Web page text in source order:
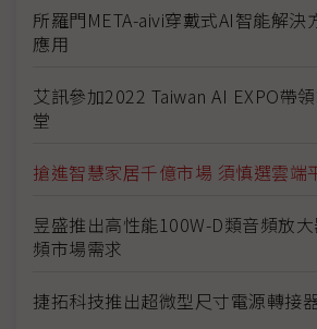
所羅門META-aivi穿戴式AI智能解決
應用
艾訊參加2022 Taiwan AI EXPO帶
堂
搶進智慧家居千億市場 須慎選雲端
昱盛推出高性能100W-D類音頻放
頻市場需求
捷拓科技推出超微型尺寸電源轉接